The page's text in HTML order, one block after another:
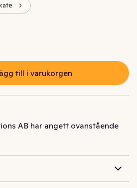
kr
till i varukorgen
AB har angett ovanstående